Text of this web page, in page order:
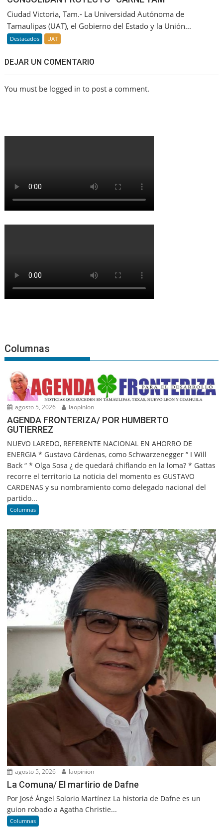
Ciudad Victoria, Tam.- La Universidad Autónoma de
Tamaulipas (UAT), el Gobierno del Estado y la Unión...
Destacados UAT
DEJAR UN COMENTARIO
You must be logged in to post a comment.
Columnas
agosto 5, 2026 laopinion
AGENDA FRONTERIZA/ POR HUMBERTO
GUTIERREZ
NUEVO LAREDO, REFERENTE NACIONAL EN AHORRO DE
ENERGIA * Gustavo Cárdenas, como Schwarzenegger “ I Will
Back “ * Olga Sosa ¿ de quedará chiflando en la loma? * Gattas
recorre el territorio La noticia del momento es GUSTAVO
CARDENAS y su nombramiento como delegado nacional del
partido...
Columnas
agosto 5, 2026 laopinion
La Comuna/ El martirio de Dafne
Por José Ángel Solorio Martínez La historia de Dafne es un
guion robado a Agatha Christie...
Columnas